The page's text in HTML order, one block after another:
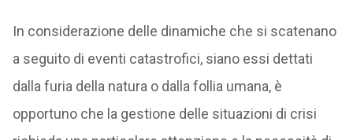
In considerazione delle dinamiche che si scatenano
a seguito di eventi catastrofici, siano essi dettati
dalla furia della natura o dalla follia umana, è
opportuno che la gestione delle situazioni di crisi